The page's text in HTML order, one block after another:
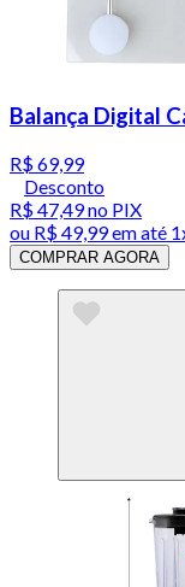
Balança Digital
R$ 69,99
Desconto
R$ 47,49no PIX
ou R$ 49,99em até
COMPRAR AGORA